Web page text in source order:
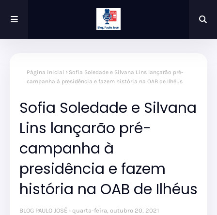
Página inicial
Sofia Soledade e Silvana Lins lançarão pré-
campanha à presidência e fazem história na OAB de Ilhéus
Sofia Soledade e Silvana
Lins lançarão pré-
campanha à
presidência e fazem
história na OAB de Ilhéus
BLOG PAULO JOSÉ quarta-feira, outubro 20, 2021